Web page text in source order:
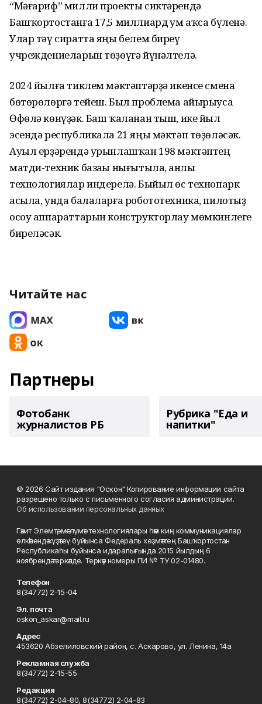
“Мәғариф” милли проекты сиктәрендә
Башҡортостанға 17,5 миллиард һум аҡса бүленә.
Улар тәү сиратта яңы белем биреү
учреждениеларын төҙөүгә йүнәлтелә.
2024 йылға тиклем мәктәптәрҙә икенсе смена
бөтөрөлөргә тейеш. Был проблема айырыуса
Өфөлә көнүҙәк. Баш ҡаланан тыш, ике йыл
эсендә республикала 21 яңы мәктәп төҙөләсәк.
Ауыл ерҙәрендә урынлашҡан 198 мәктәптең
матди-техник базаһы нығытыла, һанлы
технологиялар индерелә. Быйыл өс технопарк
асыла, унда балаларға робототехника, пилотһыҙ
осоу аппараттарын конструкторлау мөмкинлеге
биреләсәк.
Читайте нас
Партнеры
Фотобанк
журналистов РБ
Рубрика "Еда и
напитки"
© 2026 Сайт издания "Оскон" Копирование информации сайта
разрешено только с письменного согласия администрации.
Об использовании персональных данных
Гәзит Элемтә, мәғлүмәт технологиялары һәм киң коммуникациялар
өлкәһендә күҙәтеү буйынса Федераль хеҙмәттең Башҡортостан
Республикаһы буйынса идаралығында 2015 йылдың 6
ноябрендә теркәлде. Теркәү номеры ПИ № ТУ 02-01480.
Телефон
8(34772) 2-15-04
Эл. почта
oskon_askar@mail.ru
Адрес
453620 Абзелиловский район, с. Аскарово, ул. Ленина, 14а
Рекламная служба
8(34772) 2-15-55
Редакция
8(34772) 2-04-80, 8(34772) 2-04-83